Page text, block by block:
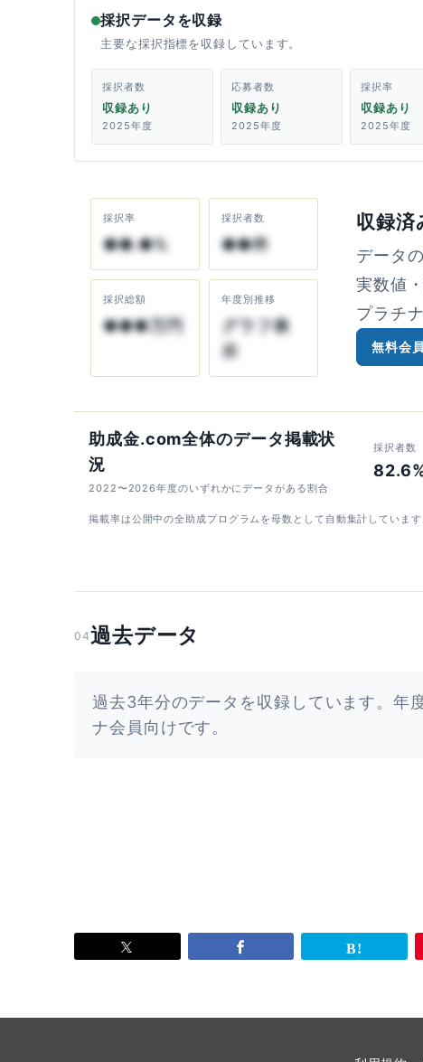
採択データを収録
主要な採択指標を収録しています。
採択者数
収録あり
2025年度
応募者数
収録あり
2025年度
採択率
収録あり
2025年度
採択率
●●.●%
採択者数
●●件
採択総額
●●●万円
年度別推移
グラフ表
示
収録済
データ
実数値
プラチ
無料会
助成金.com全体のデータ掲載状
況
2022〜2026年度のいずれかにデータがある割合
採択者数
掲載率は公開中の全助成プログラムを母数として自動集計しています
04過去データ
過去3年分のデータを収録しています。年
ナ会員向けです。